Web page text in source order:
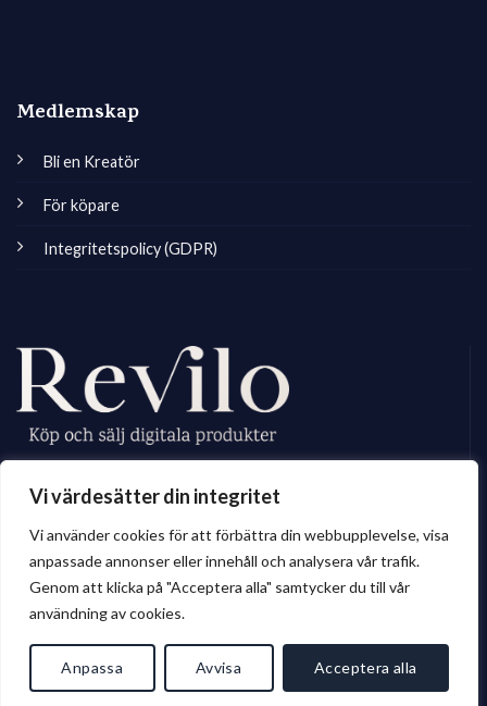
Vi värdesätter din integritet
Vi använder cookies för att förbättra din webbupplevelse, visa
anpassade annonser eller innehåll och analysera vår trafik.
Genom att klicka på "Acceptera alla" samtycker du till vår
användning av cookies.
Anpassa Avvisa Acceptera alla
erbjuder ett brett sortiment av digitalt material till privatperson och företag.
Medlemskap
Bli en Kreatör
För köpare
Integritetspolicy (GDPR)
© 2026 Revilo.se